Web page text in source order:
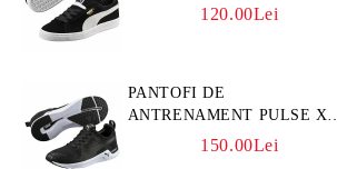
120.00Lei
PANTOFI DE
ANTRENAMENT PULSE XT
150.00Lei